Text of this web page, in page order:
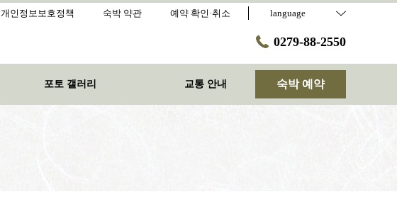
개인정보보호정책 숙박 약관 예약 확인·취소 language
0279-88-2550
포토 갤러리 교통 안내 숙박 예약